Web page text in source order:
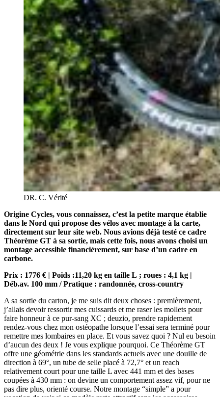
DR. C. Vérité
Origine Cycles, vous connaissez, c’est la petite marque établie
dans le Nord qui propose des vélos avec montage à la carte,
directement sur leur site web. Nous avions déjà testé ce cadre
Théorème GT à sa sortie, mais cette fois, nous avons choisi un
montage accessible financièrement, sur base d’un cadre en
carbone.
Prix : 1776 € | Poids :11,20 kg en taille L ; roues : 4,1 kg |
Déb.av. 100 mm / Pratique : randonnée, cross-country
A sa sortie du carton, je me suis dit deux choses : premièrement,
j’allais devoir ressortir mes cuissards et me raser les mollets pour
faire honneur à ce pur-sang XC ; deuzio, prendre rapidement
rendez-vous chez mon ostéopathe lorsque l’essai sera terminé pour
remettre mes lombaires en place. Et vous savez quoi ? Nul eu besoin
d’aucun des deux ! Je vous explique pourquoi. Ce Théorème GT
offre une géométrie dans les standards actuels avec une douille de
direction à 69°, un tube de selle placé à 72,7° et un reach
relativement court pour une taille L avec 441 mm et des bases
coupées à 430 mm : on devine un comportement assez vif, pour ne
pas dire plus, orienté course. Notre montage “simple” a pour